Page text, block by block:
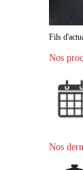
Fils
Nos
Nos